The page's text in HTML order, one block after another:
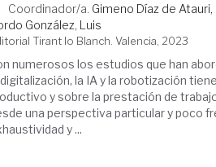
Coordinador/a. Gimeno Díaz de Atauri,
González, Luis
Tirant lo Blanch. Valencia, 2023
numerosos los estudios que han
la IA y la robotización
y sobre la prestación de
una perspectiva particular y poco
y ...